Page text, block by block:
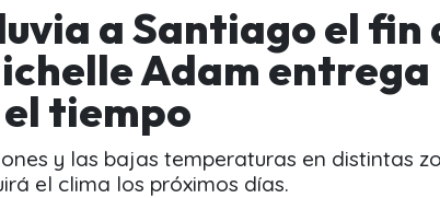
a Santiago el fin
Adam
tiempo
y las bajas temperaturas en distintas
el clima los próximos días.